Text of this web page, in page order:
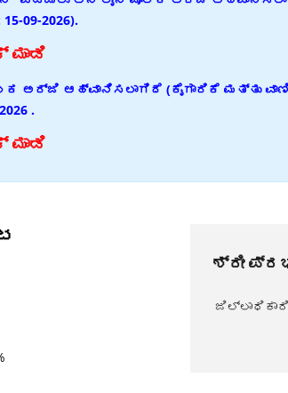
09-2026).
ಅರ್ಜಿ ಆಹ್ವಾನಿಸಲಾಗಿದೆ (ಕೈಗಾರಿಕೆ ಮತ್ತು
.
ಶ್ರೀ